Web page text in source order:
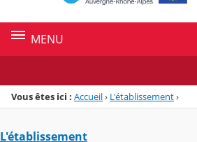
MENU
Vous êtes ici : Accueil› L'établissement›
L'établissement